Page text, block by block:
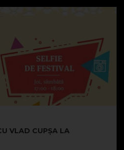
VLAD CUPȘA LA